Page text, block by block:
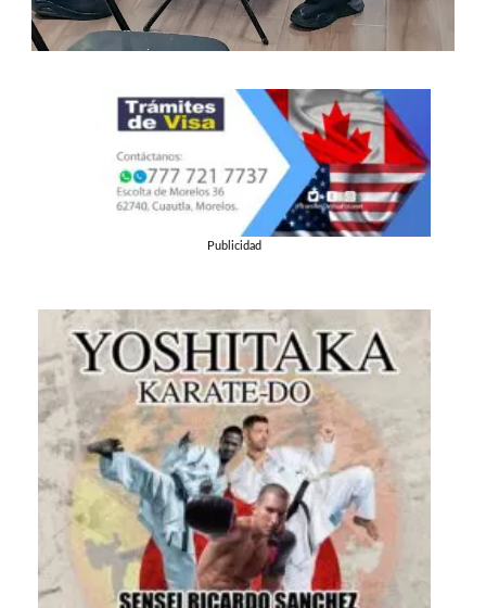
Publicidad